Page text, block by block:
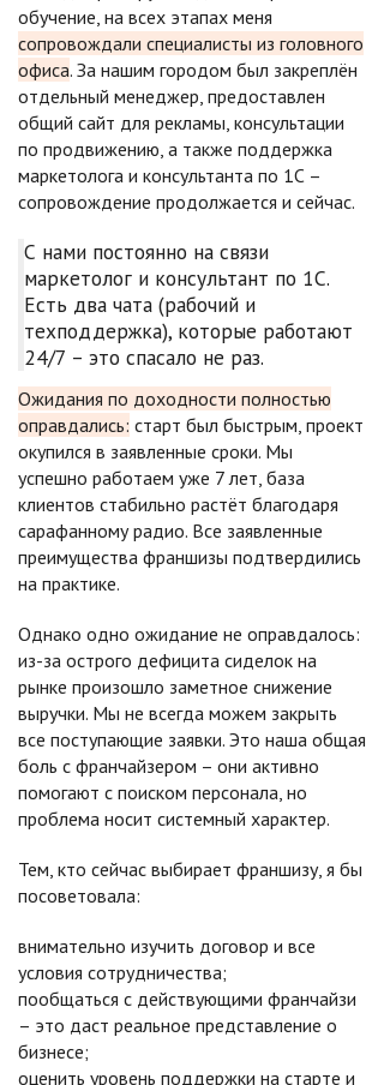
обучение, на всех этапах меня
сопровождали специалисты из головного
офиса. За нашим городом был закреплён
отдельный менеджер, предоставлен
общий сайт для рекламы, консультации
по продвижению, а также поддержка
маркетолога и консультанта по 1С –
сопровождение продолжается и сейчас.
С нами постоянно на связи
маркетолог и консультант по 1С.
Есть два чата (рабочий и
техподдержка), которые работают
24/7 – это спасало не раз.
Ожидания по доходности полностью
оправдались: старт был быстрым, проект
окупился в заявленные сроки. Мы
успешно работаем уже 7 лет, база
клиентов стабильно растёт благодаря
сарафанному радио. Все заявленные
преимущества франшизы подтвердились
на практике.
Однако одно ожидание не оправдалось:
из-за острого дефицита сиделок на
рынке произошло заметное снижение
выручки. Мы не всегда можем закрыть
все поступающие заявки. Это наша общая
боль с франчайзером – они активно
помогают с поиском персонала, но
проблема носит системный характер.
Тем, кто сейчас выбирает франшизу, я бы
посоветовала:
внимательно изучить договор и все
условия сотрудничества;
пообщаться с действующими франчайзи
– это даст реальное представление о
бизнесе;
оценить уровень поддержки на старте и